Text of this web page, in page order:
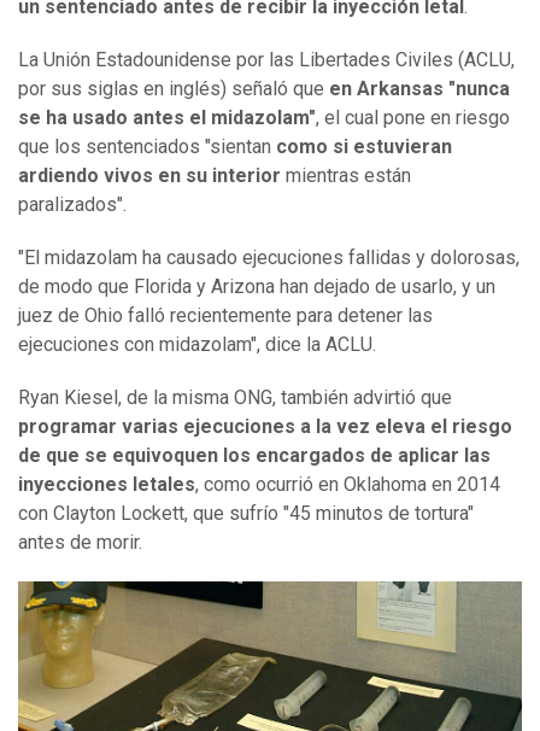
un sentenciado antes de recibir la inyección letal .
La Unión Estadounidense por las Libertades Civiles (ACLU,
por sus siglas en inglés) señaló que en Arkansas "nunca
se ha usado antes el midazolam", el cual pone en riesgo
que los sentenciados "sientan como si estuvieran
ardiendo vivos en su interior mientras están
paralizados".
"El midazolam ha causado ejecuciones fallidas y dolorosas,
de modo que Florida y Arizona han dejado de usarlo, y un
juez de Ohio falló recientemente para detener las
ejecuciones con midazolam", dice la ACLU.
Ryan Kiesel, de la misma ONG, también advirtió que
programar varias ejecuciones a la vez eleva el riesgo
de que se equivoquen los encargados de aplicar las
inyecciones letales, como ocurrió en Oklahoma en 2014
con Clayton Lockett, que sufrío "45 minutos de tortura"
antes de morir.